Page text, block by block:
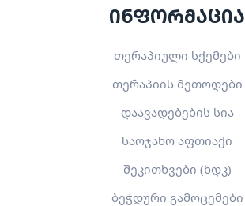
ინფორმაცია
თერაპიული სქემები
თერაპიის მეთოდები
დაავადებების სია
საოჯახო აფთიაქი
შეკითხვები (ხდკ)
ბეჭდური გამოცემები